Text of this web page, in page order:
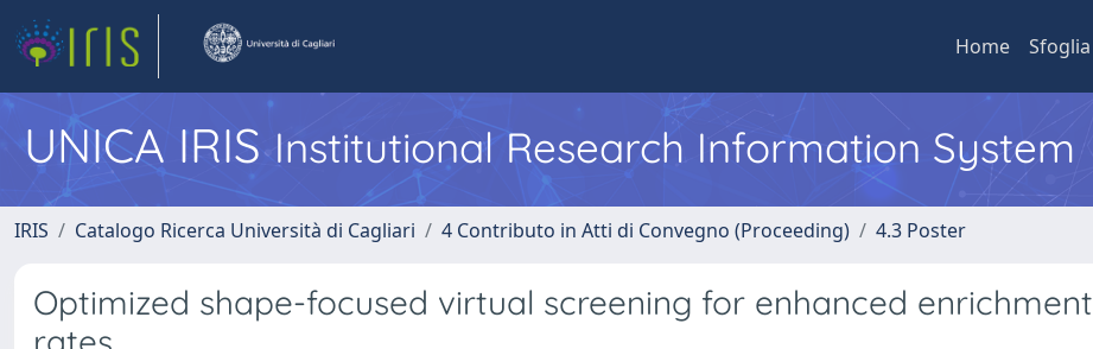
Home Sfoglia
UNICA IRISInstitutional Research Information System
IRIS Catalogo Ricerca Università di Cagliari 4 Contributo in Atti di Convegno (Proceeding) 4.3 Poster
Optimized shape-focused virtual screening for enhanced enrichment